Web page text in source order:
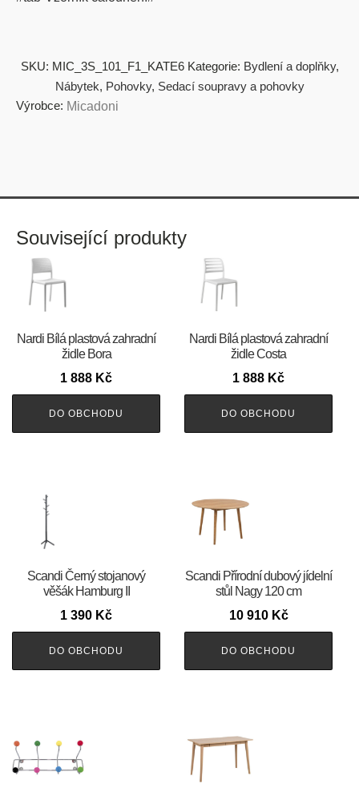
SKU: MIC_3S_101_F1_KATE6 Kategorie: Bydlení a doplňky,
Nábytek, Pohovky, Sedací soupravy a pohovky
Výrobce: Micadoni
Související produkty
Nardi Bílá plastová zahradní
židle Bora
1 888 Kč
DO OBCHODU
Nardi Bílá plastová zahradní
židle Costa
1 888 Kč
DO OBCHODU
Scandi Černý stojanový
věšák Hamburg II
1 390 Kč
DO OBCHODU
Scandi Přírodní dubový jídelní
stůl Nagy 120 cm
10 910 Kč
DO OBCHODU